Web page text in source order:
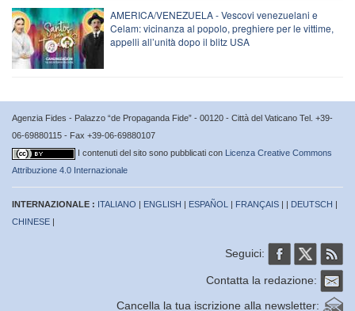
AMERICA/VENEZUELA - Vescovi venezuelani e
Celam: vicinanza al popolo, preghiere per le vittime,
appelli all’unità dopo il blitz USA
Agenzia Fides - Palazzo “de Propaganda Fide” - 00120 - Città del Vaticano Tel. +39-
06-69880115 - Fax +39-06-69880107
I contenuti del sito sono pubblicati con Licenza Creative Commons
Attribuzione 4.0 Internazionale
INTERNAZIONALE : ITALIANO | ENGLISH | ESPAÑOL | FRANÇAIS | | DEUTSCH |
CHINESE |
Seguici:
Contatta la redazione:
Cancella la tua iscrizione alla newsletter: